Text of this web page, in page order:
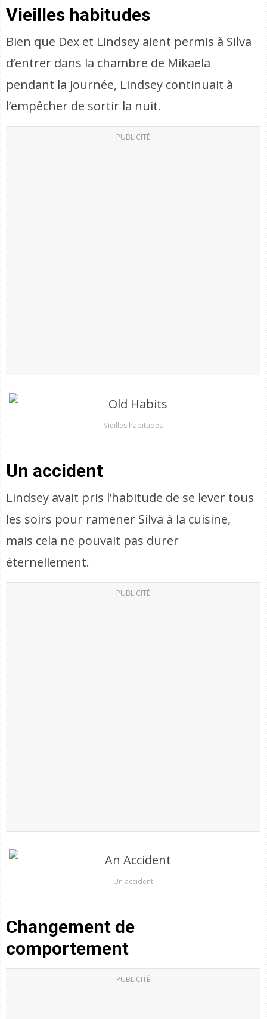
Vieilles habitudes
Bien que Dex et Lindsey aient permis à Silva
d’entrer dans la chambre de Mikaela
pendant la journée, Lindsey continuait à
l’empêcher de sortir la nuit.
PUBLICITÉ
Vieilles habitudes
Un accident
Lindsey avait pris l’habitude de se lever tous
les soirs pour ramener Silva à la cuisine,
mais cela ne pouvait pas durer
éternellement.
PUBLICITÉ
Un accident
Changement de
comportement
PUBLICITÉ